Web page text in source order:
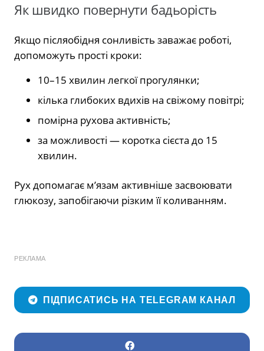
Як швидко повернути бадьорість
Якщо післяобідня сонливість заважає роботі,
допоможуть прості кроки:
10–15 хвилин легкої прогулянки;
кілька глибоких вдихів на свіжому повітрі;
помірна рухова активність;
за можливості — коротка сієста до 15
хвилин.
Рух допомагає м’язам активніше засвоювати
глюкозу, запобігаючи різким її коливанням.
РЕКЛАМА
ПІДПИСАТИСЬ НА TELEGRAM КАНАЛ